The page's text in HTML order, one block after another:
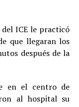
ICE le practicó
que llegaran los
después de la
en el centro de
al hospital su